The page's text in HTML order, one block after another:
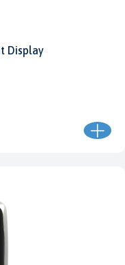
Display